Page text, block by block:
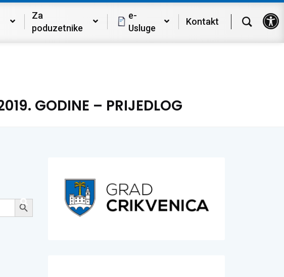
Za
poduzetnike
e-
Usluge
Kontakt
GODINE – PRIJEDLOG
Search Button